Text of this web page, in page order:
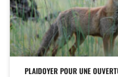
PLAIDOYER POUR UNE